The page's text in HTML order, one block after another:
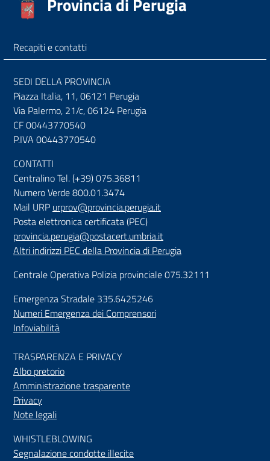
Recapiti e contatti
SEDI DELLA PROVINCIA
Piazza Italia, 11, 06121 Perugia
Via Palermo, 21/c, 06124 Perugia
CF 00443770540
P.IVA 00443770540
CONTATTI
Centralino Tel. (+39) 075.36811
Numero Verde 800.01.3474
Mail URP urprov@provincia.perugia.it
Posta elettronica certificata (PEC)
provincia.perugia@postacert.umbria.it
Altri indirizzi PEC della Provincia di Perugia
Centrale Operativa Polizia provinciale 075.32111
Emergenza Stradale 335.6425246
Numeri Emergenza dei Comprensori
Infoviabilità
TRASPARENZA E PRIVACY
Albo pretorio
Amministrazione trasparente
Privacy
Note legali
WHISTLEBLOWING
Segnalazione condotte illecite